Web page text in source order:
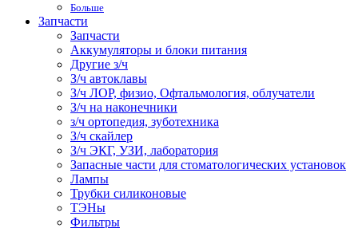
Больше
Запчасти
Запчасти
Аккумуляторы и блоки питания
Другие з/ч
З/ч автоклавы
З/ч ЛОР, физио, Офтальмология, облучатели
З/ч на наконечники
з/ч ортопедия, зуботехника
З/ч скайлер
З/ч ЭКГ, УЗИ, лаборатория
Запасные части для стоматологических установок
Лампы
Трубки силиконовые
ТЭНы
Фильтры